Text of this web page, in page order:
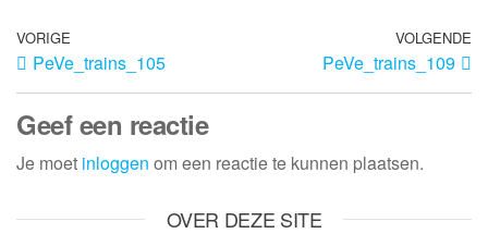
VORIGE
PeVe_trains_105
VOLGENDE
PeVe_trains_109
Geef een reactie
Je moet inloggen om een reactie te kunnen plaatsen.
OVER DEZE SITE